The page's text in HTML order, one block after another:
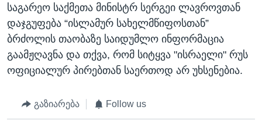
საგარეო საქმეთა მინისტრ სერგეი ლავროვთან
დაჯგუფება “ისლამურ სახელმწიფოსთან”
ბრძოლის თაობაზე საიდუმლო ინფორმაცია
გაამჟღავნა და თქვა, რომ სიტყვა "ისრაელი" რუს
ოფიციალურ პირებთან საერთოდ არ უხსენებია.
გაზიარება Follow us